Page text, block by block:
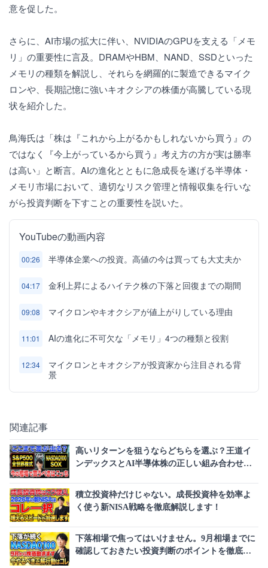
意を促した。
さらに、AI市場の拡大に伴い、NVIDIAのGPUを支える「メモ
リ」の重要性に言及。DRAMやHBM、NAND、SSDといった
メモリの種類を解説し、それらを網羅的に製造できるマイク
ロンや、長期記憶に強いキオクシアの株価が高騰している現
状を紹介した。
鳥海氏は「株は『これから上がるかもしれないから買う』の
ではなく『今上がっているから買う』考え方の方が実は勝率
は高い」と断言。AIの進化とともに急成長を遂げる半導体・
メモリ市場において、適切なリスク管理と情報収集を行いな
がら投資判断を下すことの重要性を説いた。
YouTubeの動画内容
00:26 半導体企業への投資。高値の今は買っても大丈夫か
04:17 金利上昇によるハイテク株の下落と回復までの期間
09:08 マイクロンやキオクシアが値上がりしている理由
11:01 AIの進化に不可欠な「メモリ」4つの種類と役割
12:34
マイクロンとキオクシアが投資家から注目される背
景
関連記事
高いリターンを狙うならどちらを選ぶ？王道イ
ンデックスとAI半導体株の正しい組み合わせを
積立投資枠だけじゃない。成長投資枠を効率よ
く使う新NISA戦略を徹底解説します！
下落相場で焦ってはいけません。9月相場までに
確認しておきたい投資判断のポイントを徹底解